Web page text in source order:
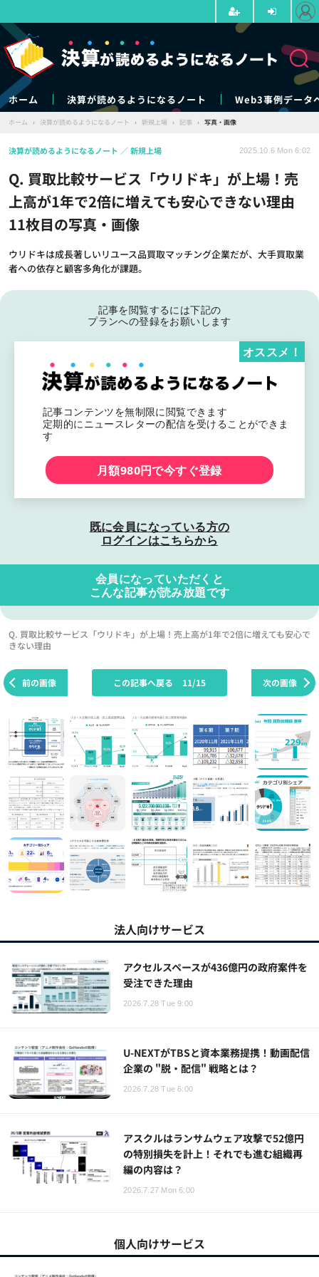
ホーム 決算が読めるようになるノート Web3事例データ
ホーム › 決算が読めるようになるノート › 新規上場 › 記事 › 写真・画像
Q. 買取比較サービス「ウリドキ」が上場！売
上高が1年で2倍に増えても安心できない理由
11枚目の写真・画像
ウリドキは成長著しいリユース品買取マッチング企業だが、大手買取業
者への依存と顧客多角化が課題。
決算が読めるようになるノート 新規上場 2025.10.6 Mon 6:02
記事を閲覧するには下記の
プランへの登録をお願いします
記事コンテンツを無制限に閲覧できます
定期的にニュースレターの配信を受けることができま
す
オススメ！
月額980円で今すぐ登録
既に会員になっている方の
ログインはこちらから
会員になっていただくと
こんな記事が読み放題です
Q. 買取比較サービス「ウリドキ」が上場！売上高が1年で2倍に増えても安心で
きない理由
前の画像 次の画像
この記事へ戻る 11/15
法人向けサービス
アクセルスペースが436億円の政府案件を
受注できた理由
2026.7.28 Tue 9:00
U-NEXTがTBSと資本業務提携！動画配信
企業の "脱・配信" 戦略とは？
2026.7.28 Tue 6:00
アスクルはランサムウェア攻撃で52億円
の特別損失を計上！それでも進む組織再
編の内容は？
2026.7.27 Mon 6:00
個人向けサービス